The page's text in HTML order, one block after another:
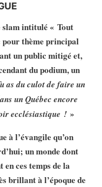
intitulé « Tout
pour thème principal
un public mitigé et,
du podium, un
as du culot de faire un
un Québec encore
ecclésiastique ! »
à l’évangile qu’on
un monde dont
ces temps de la
brillant à l’époque de